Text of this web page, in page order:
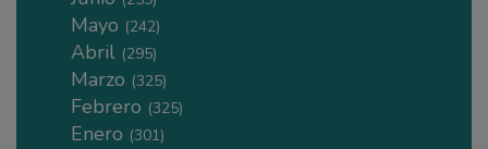
Mayo (242)
Abril (295)
Marzo (325)
Febrero (325)
Enero (301)